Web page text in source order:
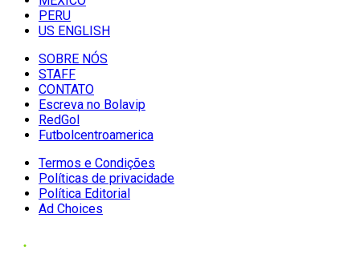
PERU
US ENGLISH
SOBRE NÓS
STAFF
CONTATO
Escreva no Bolavip
RedGol
Futbolcentroamerica
Termos e Condições
Políticas de privacidade
Política Editorial
Ad Choices